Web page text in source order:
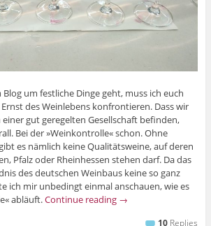
um festliche Dinge geht, muss ich euch
des Weinlebens konfrontieren. Dass wir
gut geregelten Gesellschaft befinden,
Bei der »Weinkontrolle« schon. Ohne
es nämlich keine Qualitätsweine, auf deren
Pfalz oder Rheinhessen stehen darf. Da das
des deutschen Weinbaus keine so ganz
ich mir unbedingt einmal anschauen, wie es
abläuft.Continue reading →
10 Replies